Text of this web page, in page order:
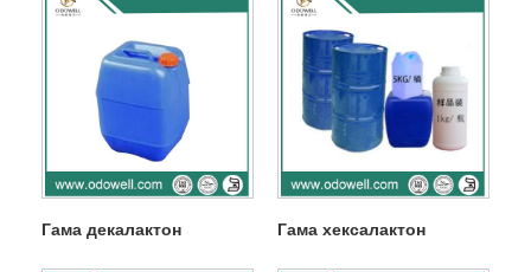
Гама декалактон Гама хексалактон